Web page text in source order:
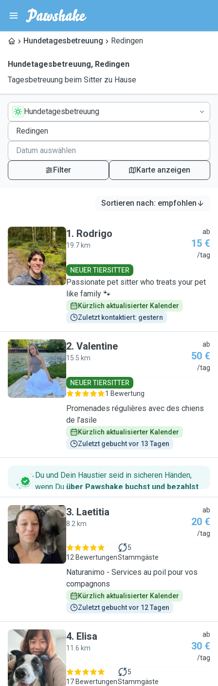
Hundetagesbetreuung Redingen
Hundetagesbetreuung, Redingen
Tagesbetreuung beim Sitter zu Hause
Hundetagesbetreuung
Filter Karte anzeigen
Sortieren nach: empfohlen
R
1. Rodrigo
19.7 km
ab
15 €
/tag
NEUER TIERSITTER
Passionate pet sitter who treats your pet
like family 🐾
Kürzlich aktualisierter Kalender
Zuletzt kontaktiert: gestern
V
2. Valentine
15.5 km
ab
50 €
/tag
NEUER TIERSITTER
1 Bewertung
Promenades régulières avec des chiens
de l’asile
Kürzlich aktualisierter Kalender
Zuletzt gebucht vor 13 Tagen
Du und Dein Haustier seid in sicheren Händen,
wenn Du über Pawshake buchst und bezahlst.
L
3. Laetitia
8.2 km
ab
20 €
/tag
12 Bewertungen
5
Stammgäste
Naturanimo - Services au poil pour vos
compagnons
Kürzlich aktualisierter Kalender
Zuletzt gebucht vor 12 Tagen
E
4. Elisa
11.6 km
ab
30 €
/tag
17 Bewertungen
5
Stammgäste